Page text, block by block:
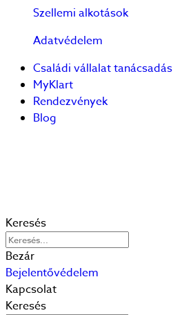
Szellemi alkotások
Adatvédelem
Családi vállalat tanácsadás
MyKlart
Rendezvények
Blog
Keresés
Bezár
Bejelentővédelem
Kapcsolat
Keresés